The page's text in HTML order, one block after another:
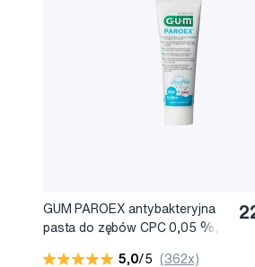
GUM PAROEX antybakteryjna
pasta do zębów CPC 0,05 %,
5,0/5 (362x)